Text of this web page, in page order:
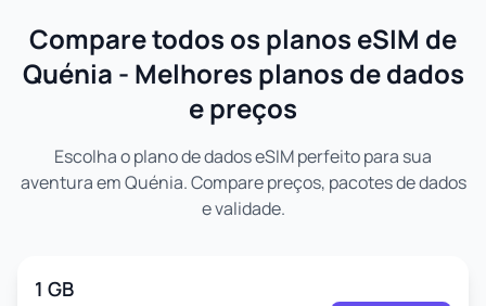
Compare todos os planos eSIM de
Quénia - Melhores planos de dados
e preços
Escolha o plano de dados eSIM perfeito para sua
aventura em Quénia. Compare preços, pacotes de dados
e validade.
1 GB